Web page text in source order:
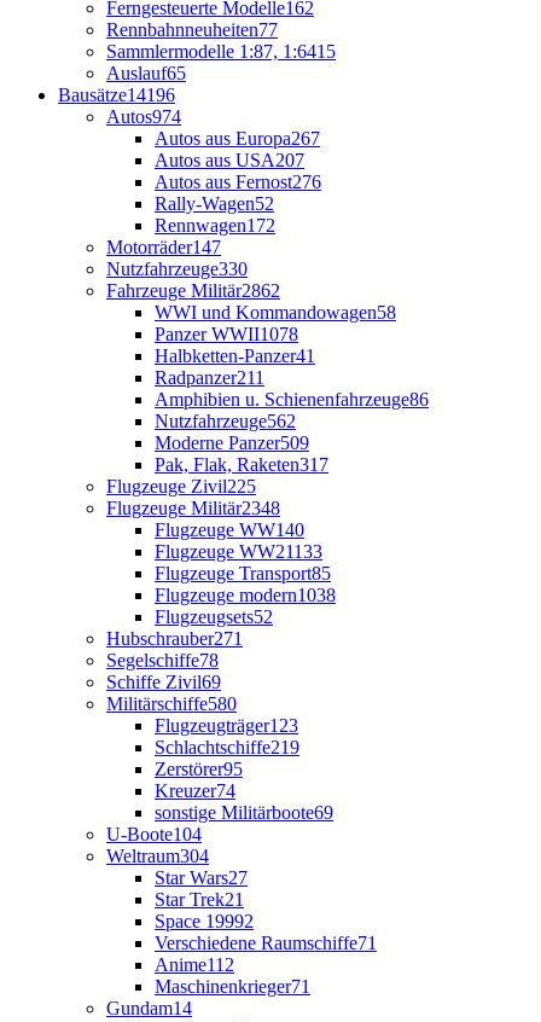
Ferngesteuerte Modelle162
Rennbahnneuheiten77
Sammlermodelle 1:87, 1:6415
Auslauf65
Bausätze14196
Autos974
Autos aus Europa267
Autos aus USA207
Autos aus Fernost276
Rally-Wagen52
Rennwagen172
Motorräder147
Nutzfahrzeuge330
Fahrzeuge Militär2862
WWI und Kommandowagen58
Panzer WWII1078
Halbketten-Panzer41
Radpanzer211
Amphibien u. Schienenfahrzeuge86
Nutzfahrzeuge562
Moderne Panzer509
Pak, Flak, Raketen317
Flugzeuge Zivil225
Flugzeuge Militär2348
Flugzeuge WW140
Flugzeuge WW21133
Flugzeuge Transport85
Flugzeuge modern1038
Flugzeugsets52
Hubschrauber271
Segelschiffe78
Schiffe Zivil69
Militärschiffe580
Flugzeugträger123
Schlachtschiffe219
Zerstörer95
Kreuzer74
sonstige Militärboote69
U-Boote104
Weltraum304
Star Wars27
Star Trek21
Space 19992
Verschiedene Raumschiffe71
Anime112
Maschinenkrieger71
Gundam14